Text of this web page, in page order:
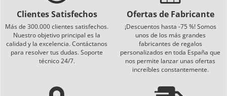
Clientes Satisfechos
Más de 300.000 clientes satisfechos.
Nuestro objetivo principal es la
calidad y la excelencia. Contáctanos
para resolver tus dudas. Soporte
técnico 24/7.
Ofertas de Fabricante
¡Descuentos hasta -75 %! Somos
unos de los más grandes
fabricantes de regalos
personalizados en toda España que
nos permite lanzar unas ofertas
increíbles constantemente.